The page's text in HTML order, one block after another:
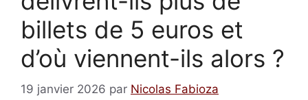
billets de 5 euros et
d’où viennent-ils alors ?
19 janvier 2026 par Nicolas Fabioza